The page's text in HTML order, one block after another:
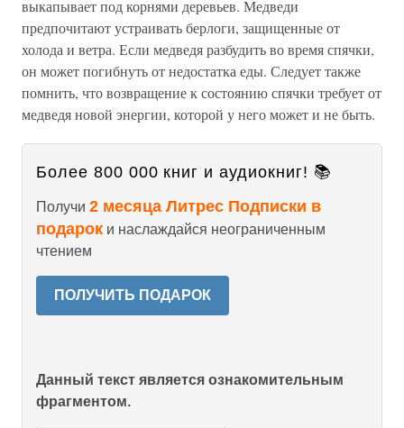
выкапывает под корнями деревьев. Медведи
предпочитают устраивать берлоги, защищенные от
холода и ветра. Если медведя разбудить во время спячки,
он может погибнуть от недостатка еды. Следует также
помнить, что возвращение к состоянию спячки требует от
медведя новой энергии, которой у него может и не быть.
Более 800 000 книг и аудиокниг! 📚
Получи 2 месяца Литрес Подписки в
подарок и наслаждайся неограниченным
чтением
ПОЛУЧИТЬ ПОДАРОК
Данный текст является ознакомительным
фрагментом.